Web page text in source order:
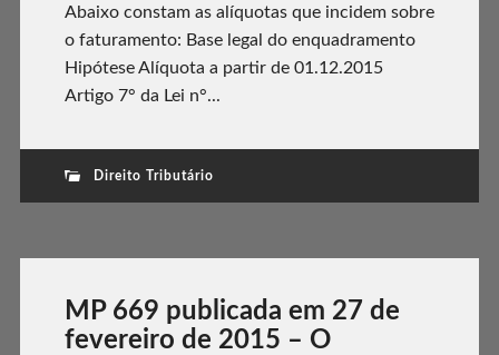
Abaixo constam as alíquotas que incidem sobre
o faturamento: Base legal do enquadramento
Hipótese Alíquota a partir de 01.12.2015
Artigo 7° da Lei n°...
Direito Tributário
MP 669 publicada em 27 de
fevereiro de 2015 – O